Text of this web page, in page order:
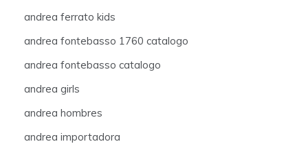
andrea ferrato kids
andrea fontebasso 1760 catalogo
andrea fontebasso catalogo
andrea girls
andrea hombres
andrea importadora